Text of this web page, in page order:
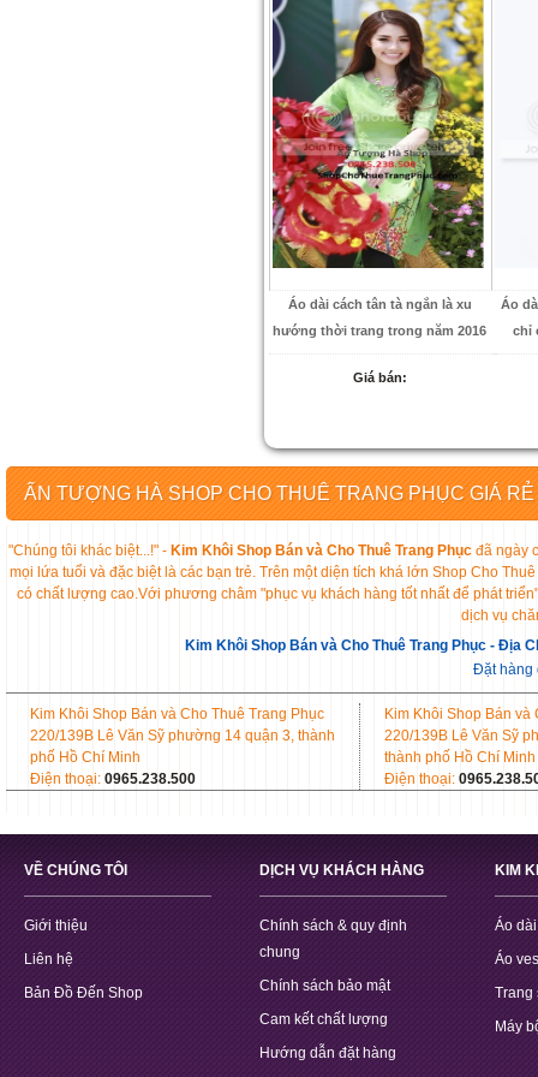
Áo dài cách tân tà ngắn là xu
hướng thời trang trong năm 2016
Giá bán:
Áo
chỉ
ẤN TƯỢNG HÀ SHOP CHO THUÊ TRANG PHỤC GIÁ
"Chúng tôi khác biệt...!" - Kim Khôi Shop Bán và Cho Thuê Trang Phục đã ngày
mọi lứa tuổi và đặc biệt là các bạn trẻ. Trên một diện tích khá lớn Shop Cho
có chất lượng cao.Với phương châm "phục vụ khách hàng tốt nhất để phát
dịch vụ
Kim Khôi Shop Bán và Cho Thuê Trang Phục - Địa
Đặt hàng
Kim Khôi Shop Bán và Cho Thuê Trang Phục
220/139B Lê Văn Sỹ phường 14 quận 3, thành
phố Hồ Chí Minh
Điện thoại: 0965.238.500
Kim Khôi Shop Bán và
220/139B Lê Văn Sỹ
thành phố Hồ Chí Minh
Điện thoại:
VỀ CHÚNG TÔI
Giới thiệu
Liên hệ
Bản Đồ Đến Shop
DỊCH VỤ KHÁCH HÀNG
Chính sách & quy định
chung
Chính sách bảo mật
Cam kết chất lượng
Hướng dẫn đặt hàng
KIM
Áo
Áo
Trang
Máy